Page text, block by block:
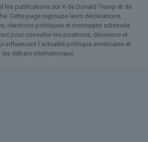
les publications sur X de Donald Trump et de
Cette page regroupe leurs déclarations,
réactions politiques et messages adressés
pour consulter les positions, décisions et
influencent l’actualité politique américaine et
les débats internationaux.